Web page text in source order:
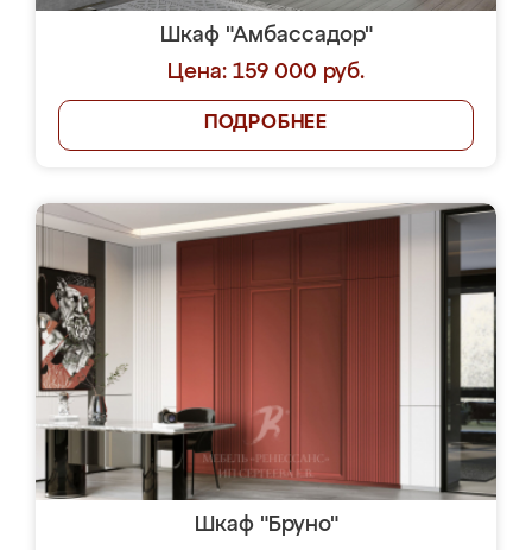
Шкаф "Амбассадор"
Цена: 159 000 руб.
ПОДРОБНЕЕ
Шкаф "Бруно"